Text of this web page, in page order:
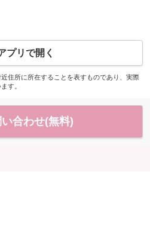
プリで開く
住所に所在することを表すものであり、実際
す。
合わせ(無料)